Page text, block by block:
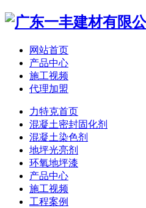
网站首页
产品中心
施工视频
代理加盟
力特克首页
混凝土密封固化剂
混凝土染色剂
地坪光亮剂
环氧地坪漆
产品中心
施工视频
工程案例